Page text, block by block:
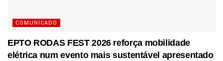
COMUNICADO
EPTO RODAS FEST 2026 reforça mobilidade
elétrica num evento mais sustentável apresentado